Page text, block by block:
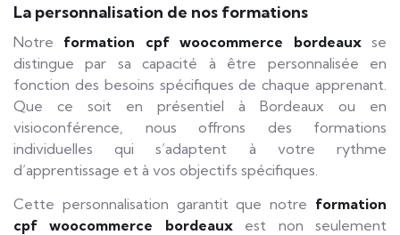
La personnalisation de nos formations
Notre formation cpf woocommerce bordeauxse
distingue par sa capacité à être personnalisée en
fonction des besoins spécifiques de chaque apprenant.
Que ce soit en présentiel à Bordeaux ou en
visioconférence, nous offrons des formations
individuelles qui s’adaptent à votre rythme
d’apprentissage et à vos objectifs spécifiques.
Cette personnalisation garantit que notre formation
cpf woocommerce bordeauxest non seulement